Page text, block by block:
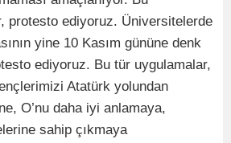
protesto ediyoruz. Üniversitelerde
yine 10 Kasım gününe denk
ediyoruz. Bu tür uygulamalar,
Atatürk yolundan
O’nu daha iyi anlamaya,
sahip çıkmaya